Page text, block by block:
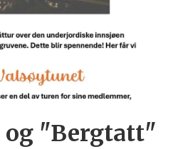
"Bergtatt"